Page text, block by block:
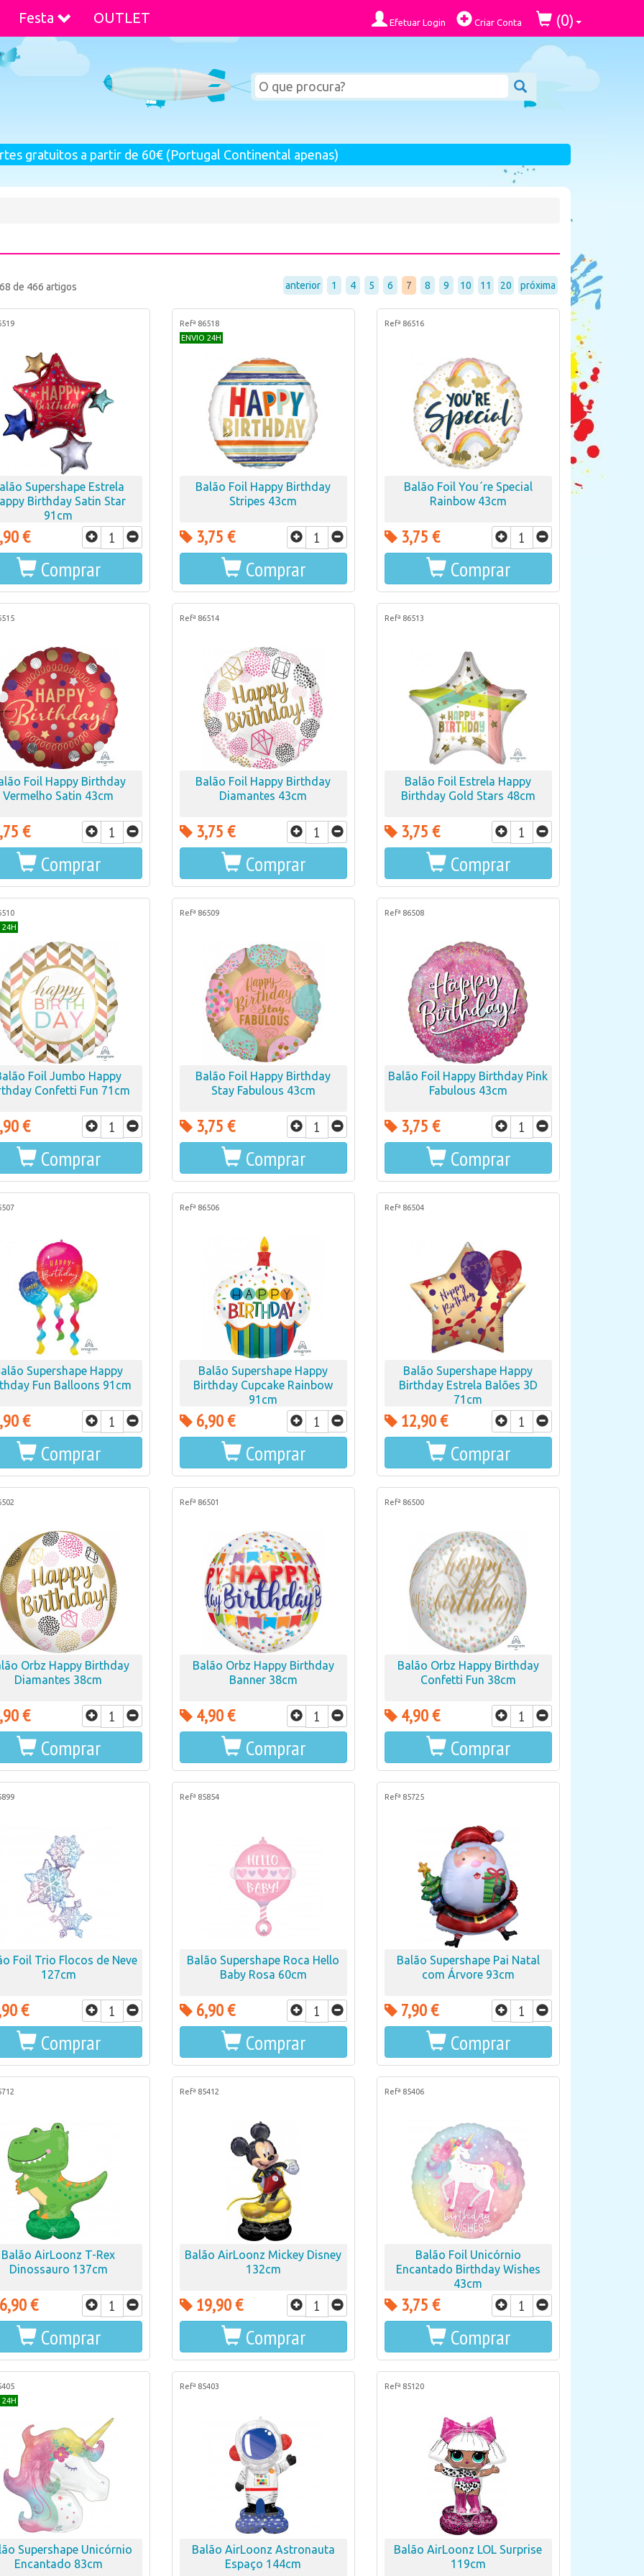
Festa OUTLET Efetuar Login Criar Conta (0)
gratuitos a partir de 60€ (Portugal Continental apenas)
de 466 artigos anterior 1 4 5 6 7 8 9 10 11 20 próxima
Supershape Estrela
Birthday Satin Star
91cm
€
Comprar
Refª 86518
ENVIO 24H
Balão Foil Happy Birthday
Stripes 43cm
3,75 €
Comprar
Refª 86516
Balão Foil You´re Special
Rainbow 43cm
3,75 €
Comprar
Foil Happy Birthday
Vermelho Satin 43cm
€
Comprar
Refª 86514
Balão Foil Happy Birthday
Diamantes 43cm
3,75 €
Comprar
Refª 86513
Balão Foil Estrela Happy
Birthday Gold Stars 48cm
3,75 €
Comprar
24H
Foil Jumbo Happy
Confetti Fun 71cm
€
Comprar
Refª 86509
Balão Foil Happy Birthday
Stay Fabulous 43cm
3,75 €
Comprar
Refª 86508
Balão Foil Happy Birthday Pink
Fabulous 43cm
3,75 €
Comprar
Supershape Happy
Fun Balloons 91cm
€
Comprar
Refª 86506
Balão Supershape Happy
Birthday Cupcake Rainbow
91cm
6,90 €
Comprar
Refª 86504
Balão Supershape Happy
Birthday Estrela Balões 3D
71cm
12,90 €
Comprar
Orbz Happy Birthday
Diamantes 38cm
€
Comprar
Refª 86501
Balão Orbz Happy Birthday
Banner 38cm
4,90 €
Comprar
Refª 86500
Balão Orbz Happy Birthday
Confetti Fun 38cm
4,90 €
Comprar
Foil Trio Flocos de Neve
127cm
€
Comprar
Refª 85854
Balão Supershape Roca Hello
Baby Rosa 60cm
6,90 €
Comprar
Refª 85725
Balão Supershape Pai Natal
com Árvore 93cm
7,90 €
Comprar
Balão AirLoonz T-Rex
Dinossauro 137cm
€
Comprar
Refª 85412
Balão AirLoonz Mickey Disney
132cm
19,90 €
Comprar
Refª 85406
Balão Foil Unicórnio
Encantado Birthday Wishes
43cm
3,75 €
Comprar
24H
Supershape Unicórnio
Encantado 83cm
Refª 85403
Balão AirLoonz Astronauta
Espaço 144cm
Refª 85120
Balão AirLoonz LOL Surprise
119cm